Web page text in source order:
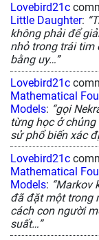
Lovebird21c
Little Daughter:
không phải để
nhỏ trong trái tim
bằng uy…”
Lovebird21c
Mathematical
Models: “gọi
từng học ở
sử phổ biến xác
Lovebird21c
Mathematical
Models: “Markov
đã đặt một trong
cách con người
suất…”